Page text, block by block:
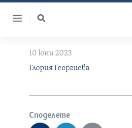
Skip
10 юни 2023
Глория Георгиева
Споделете